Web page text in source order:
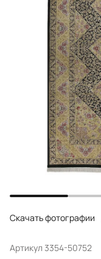
Скачать фотографии
Артикул 3354-50752